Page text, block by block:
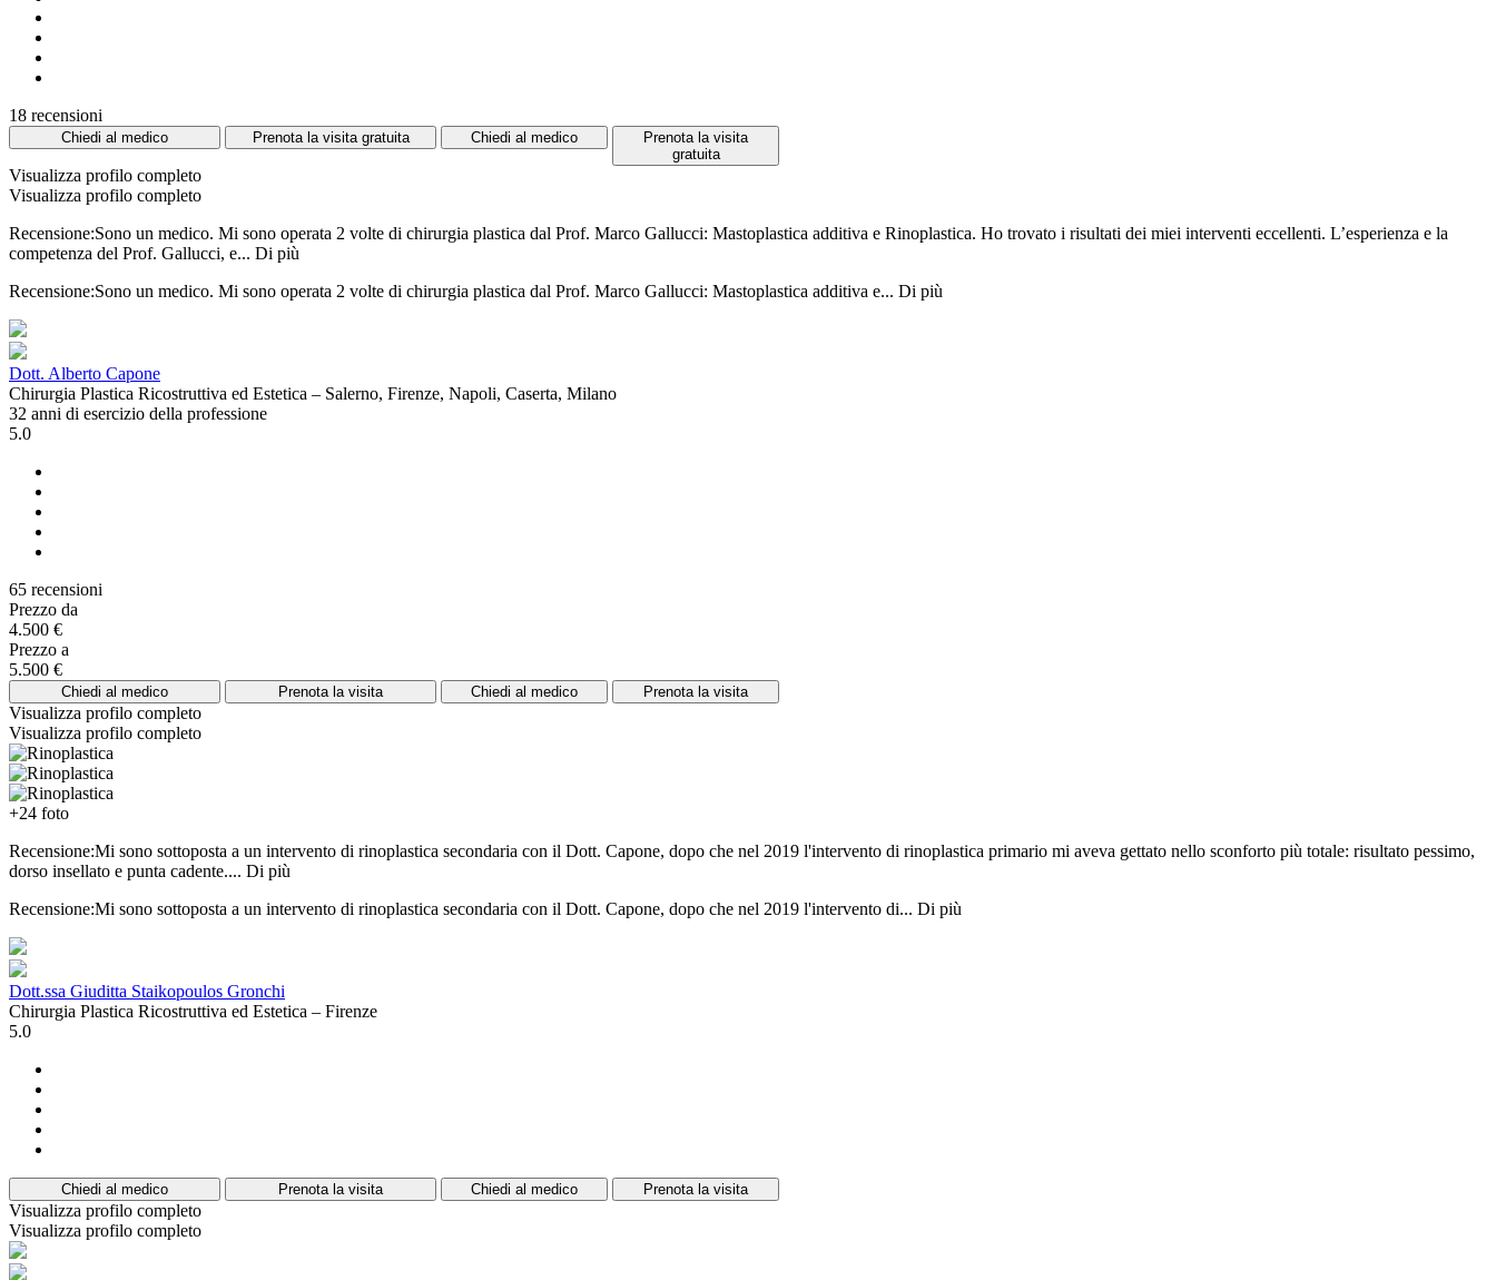
18 recensioni
Chiedi al medico Prenota la visita gratuita Chiedi al medico
Prenota la visita
gratuita
Visualizza profilo completo
Visualizza profilo completo
Recensione:Sono un medico. Mi sono operata 2 volte di chirurgia plastica dal Prof. Marco Gallucci: Mastoplastica additiva e Rinoplastica. Ho trovato i risultati dei miei interventi eccellenti. L’esperienza e la
competenza del Prof. Gallucci, e... Di più
Recensione:Sono un medico. Mi sono operata 2 volte di chirurgia plastica dal Prof. Marco Gallucci: Mastoplastica additiva e... Di più
Dott. Alberto Capone
Chirurgia Plastica Ricostruttiva ed Estetica – Salerno, Firenze, Napoli, Caserta, Milano
32 anni di esercizio della professione
5.0
65 recensioni
Prezzo da
4.500 €
Prezzo a
5.500 €
Chiedi al medico Prenota la visita Chiedi al medico Prenota la visita
Visualizza profilo completo
Visualizza profilo completo
+24 foto
Recensione:Mi sono sottoposta a un intervento di rinoplastica secondaria con il Dott. Capone, dopo che nel 2019 l'intervento di rinoplastica primario mi aveva gettato nello sconforto più totale: risultato pessimo,
dorso insellato e punta cadente.... Di più
Recensione:Mi sono sottoposta a un intervento di rinoplastica secondaria con il Dott. Capone, dopo che nel 2019 l'intervento di... Di più
Dott.ssa Giuditta Staikopoulos Gronchi
Chirurgia Plastica Ricostruttiva ed Estetica – Firenze
5.0
Chiedi al medico Prenota la visita Chiedi al medico Prenota la visita
Visualizza profilo completo
Visualizza profilo completo